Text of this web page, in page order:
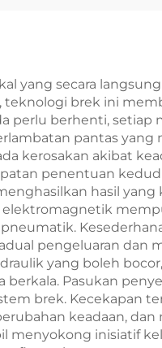
yang secara
brek ini
perlu berhenti,
pantas
kerosakan akibat
penentuan
hasil
pengeluaran dan
yang boleh
Pasukan
brek. Kecekapan
keadaan,
menyokong inisiatif